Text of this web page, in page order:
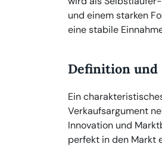
und einem starken
eine stabile
Definition und
Ein
Verkaufsargument
Innovation und
perfekt in den Markt